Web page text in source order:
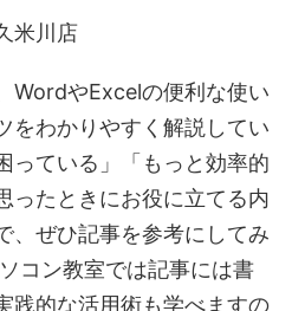
米川店
WordやExcelの便利な使い
をわかりやすく解説してい
っている」「もっと効率的
ったときにお役に立てる内
、ぜひ記事を参考にしてみ
コン教室では記事には書
践的な活用術も学べますの